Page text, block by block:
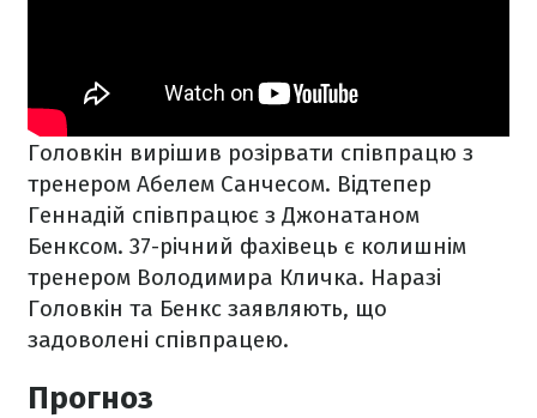
Головкін вирішив розірвати співпрацю з
тренером Абелем Санчесом. Відтепер
Геннадій співпрацює з Джонатаном
Бенксом. 37-річний фахівець є колишнім
тренером Володимира Кличка. Наразі
Головкін та Бенкс заявляють, що
задоволені співпрацею.
Прогноз